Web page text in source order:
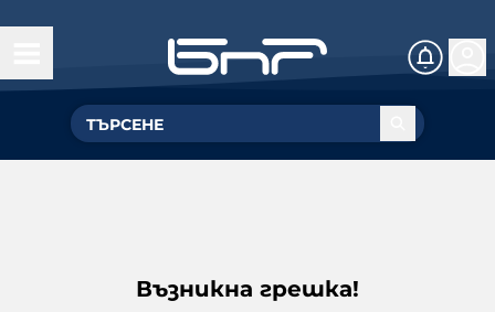
Възникна грешка!